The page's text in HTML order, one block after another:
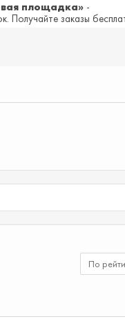
площадка» -
Получайте заказы
По